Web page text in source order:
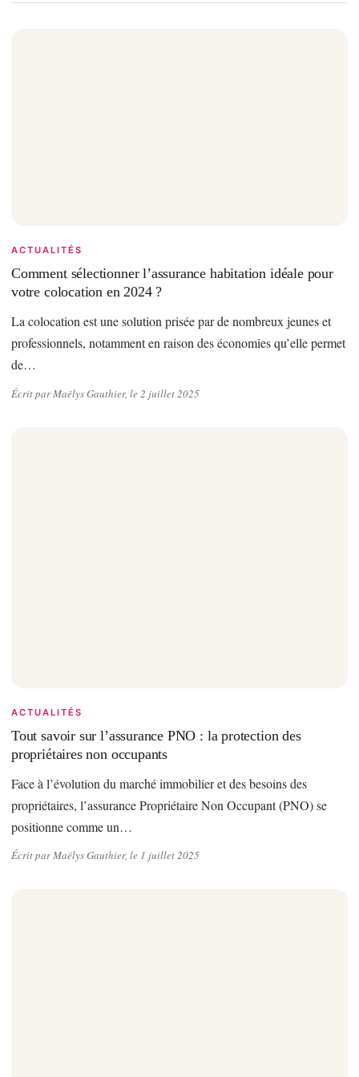
ACTUALITÉS
Comment sélectionner l’assurance habitation idéale pour
votre colocation en 2024 ?
La colocation est une solution prisée par de nombreux jeunes et
professionnels, notamment en raison des économies qu’elle permet
de…
Écrit par Maëlys Gauthier, le 2 juillet 2025
ACTUALITÉS
Tout savoir sur l’assurance PNO : la protection des
propriétaires non occupants
Face à l’évolution du marché immobilier et des besoins des
propriétaires, l’assurance Propriétaire Non Occupant (PNO) se
positionne comme un…
Écrit par Maëlys Gauthier, le 1 juillet 2025